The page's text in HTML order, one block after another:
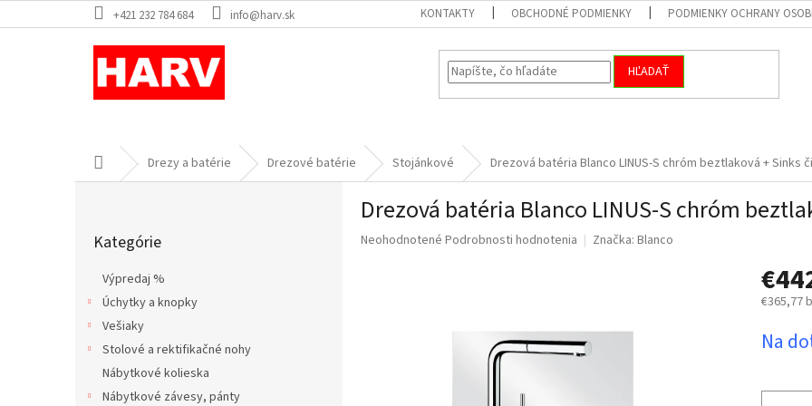
na
+421 232 784 684 info@harv.sk KONTAKTY OBCHODNÉ PODMIENKY PODMIENKY OCHRANY
HĽADAŤ
DomovDrezy a batérie Drezové batérie Stojánkové Drezová batéria Blanco LINUS-S chróm beztlaková + Sinks
kategórie
Kategórie
Výpredaj %
Úchytky a knopky
Vešiaky
Stolové a rektifikačné nohy
Nábytkové kolieska
Nábytkové závesy, pánty
Drezová batéria Blanco LINUS-S chróm
Priemerné
Neohodnotené Podrobnosti hodnotenia Značka: Blanco
€365,77
cena:
Na